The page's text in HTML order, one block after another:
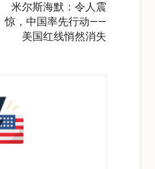
米尔斯海默：令人震
惊，中国率先行动——
美国红线悄然消失